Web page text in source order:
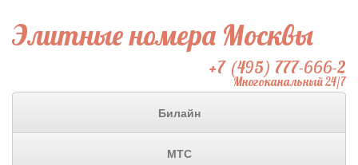
Элитные номера Москвы
+7 (495) 777-666-2
Многоканальный 24/7
Билайн
МТС